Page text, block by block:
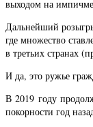
выходом на
Дальнейший
где множество
в третьих странах
И да, это ружье
В 2019 году
покорности год